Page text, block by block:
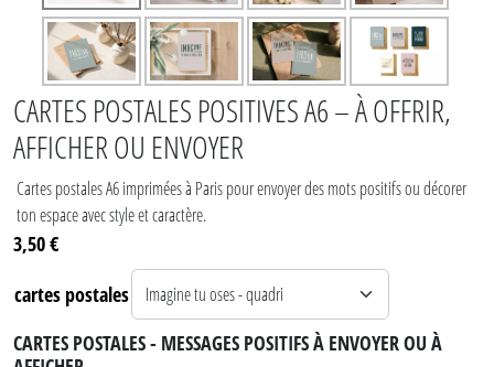
CARTES POSTALES POSITIVES A6 – À OFFRIR,
AFFICHER OU ENVOYER
Cartes postales A6 imprimées à Paris pour envoyer des mots positifs ou décorer
ton espace avec style et caractère.
3,50 €
cartes postales
CARTES POSTALES - MESSAGES POSITIFS À ENVOYER OU À